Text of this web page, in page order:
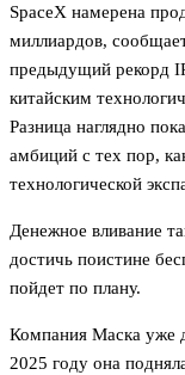
SpaceX намерена
миллиардов,
предыдущий рекорд
китайским
Разница наглядно
амбиций с тех пор,
технологической
Денежное вливание
достичь поистине
пойдет по плану.
Компания Маска уже
2025 году она